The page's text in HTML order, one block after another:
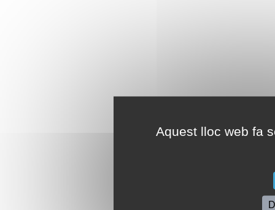
Aquest lloc web fa